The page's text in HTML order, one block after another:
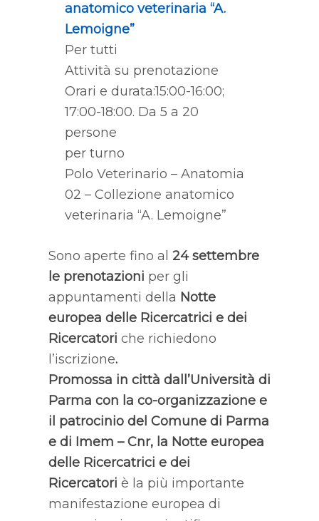
anatomico veterinaria “A.
Lemoigne”
Per tutti
Attività su prenotazione
Orari e durata:15:00-16:00;
17:00-18:00. Da 5 a 20
persone
per turno
Polo Veterinario – Anatomia
02 – Collezione anatomico
veterinaria “A. Lemoigne”
Sono aperte fino al 24 settembre
le prenotazioni per gli
appuntamenti della Notte
europea delle Ricercatrici e dei
Ricercatori che richiedono
l’iscrizione.
Promossa in città dall’Università di
Parma con la co-organizzazione e
il patrocinio del Comune di Parma
e di Imem – Cnr, la Notte europea
delle Ricercatrici e dei
Ricercatori è la più importante
manifestazione europea di